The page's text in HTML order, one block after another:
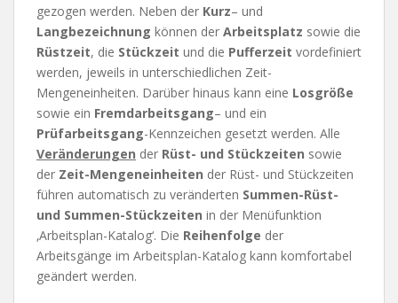
gezogen werden. Neben der Kurz– und
Langbezeichnung können der Arbeitsplatz sowie die
Rüstzeit, die Stückzeit und die Pufferzeit vordefiniert
werden, jeweils in unterschiedlichen Zeit-
Mengeneinheiten. Darüber hinaus kann eine Losgröße
sowie ein Fremdarbeitsgang– und ein
Prüfarbeitsgang-Kennzeichen gesetzt werden. Alle
Veränderungen der Rüst- und Stückzeiten sowie
der Zeit-Mengeneinheiten der Rüst- und Stückzeiten
führen automatisch zu veränderten Summen-Rüst-
und Summen-Stückzeiten in der Menüfunktion
‚Arbeitsplan-Katalog‘. Die Reihenfolge der
Arbeitsgänge im Arbeitsplan-Katalog kann komfortabel
geändert werden.